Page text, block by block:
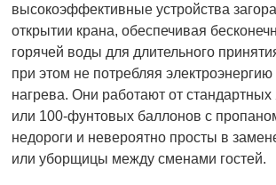
высокоэффективные устройства
открытии крана, обеспечивая
горячей воды для длительного
при этом не потребляя
нагрева. Они работают от
или 100-фунтовых баллонов с
недороги и невероятно просты в
или уборщицы между сменами гостей.